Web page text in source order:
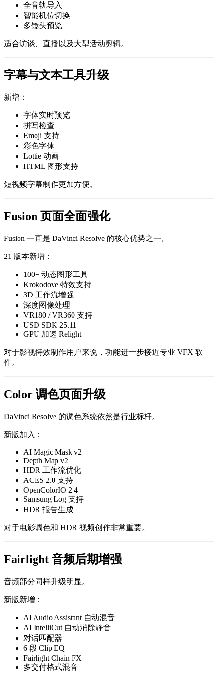
全音轨导入
智能机位切换
多镜头预览
适合访谈、直播以及大型活动剪辑。
字幕与文本工具升级
新增：
字体实时预览
拼写检查
Emoji 支持
彩色字体
Lottie 动画
HTML 图形支持
短视频字幕制作更加方便。
Fusion 页面全面强化
Fusion 一直是 DaVinci Resolve 的核心优势之一。
21 版本新增：
100+ 动态图形工具
Krokodove 特效支持
3D 工作流增强
深度图像处理
VR180 / VR360 支持
USD SDK 25.11
GPU 加速 Relight
对于影视特效制作用户来说，功能进一步接近专业 VFX 软
件。
Color 调色页面升级
DaVinci Resolve 的调色系统依然是行业标杆。
新版加入：
AI Magic Mask v2
Depth Map v2
HDR 工作流优化
ACES 2.0 支持
OpenColorIO 2.4
Samsung Log 支持
HDR 报告生成
对于电影调色和 HDR 视频创作非常重要。
Fairlight 音频后期增强
音频部分同样升级明显。
新版新增：
AI Audio Assistant 自动混音
AI IntelliCut 自动消除静音
对话匹配器
6 段 Clip EQ
Fairlight Chain FX
多交付格式混音